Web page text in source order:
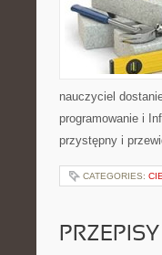
nauczyciel
programowanie i
przystępny i
CATEGORIES: